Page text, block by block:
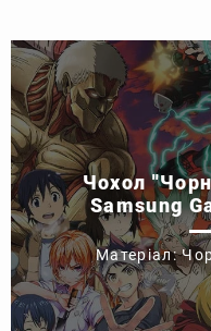
Чохол
Samsung
Матеріал: